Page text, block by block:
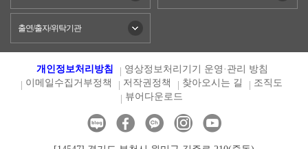
출연/출자/위탁기관
개인정보처리방침
영상정보처리기기 운영·관리 방침
이메일수집거부정책
저작권정책 찾아오시는 길
조직도
뷰어다운로드